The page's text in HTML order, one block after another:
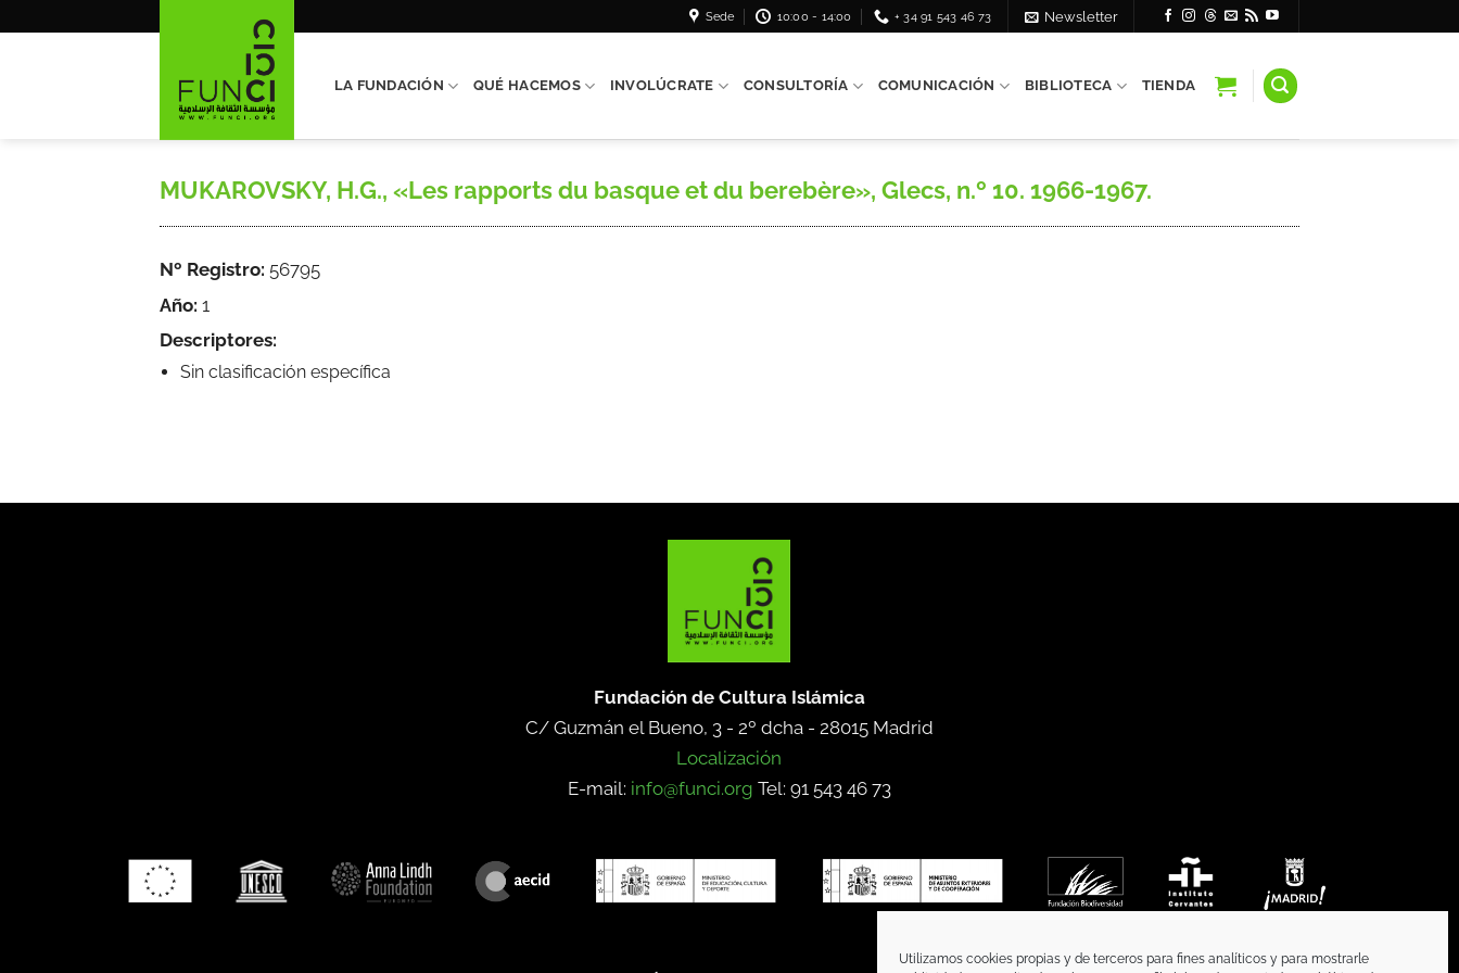
Utilizamos cookies propias y de terceros para fines analíticos y para mostrarle
Sede 10:00 - 14:00 + 34 91 543 46 73 Newsletter
LA FUNDACIÓN QUÉ HACEMOS INVOLÚCRATE CONSULTORÍA COMUNICACIÓN BIBLIOTECA TIENDA
MUKAROVSKY, H.G., «Les rapports du basque et du berebère», Glecs, n.º 10. 1966-1967.
Nº Registro: 56795
Año: 1
Descriptores:
Sin clasificación específica
Fundación de Cultura Islámica
C/ Guzmán el Bueno, 3 - 2º dcha - 28015 Madrid
Localización
E-mail: info@funci.org Tel: 91 543 46 73